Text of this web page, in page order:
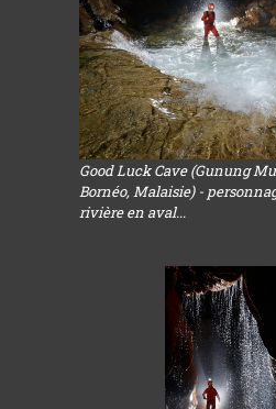
Good Luck Cave (Gunung
Bornéo, Malaisie) -
rivière en aval...